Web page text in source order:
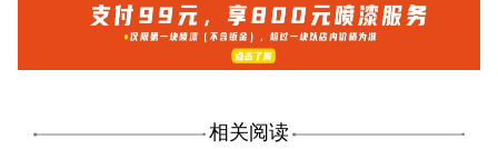
相关阅读